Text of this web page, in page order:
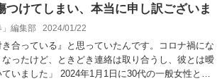
つけてしまい、本当に申し訳ございま
」編集部 2024/01/22
き合っている』と思っていたんです。コロナ禍にな
ったけど、ときどき連絡は取り合うし、彼とは曖
いました」 2024年1月1日に30代の一般女性との